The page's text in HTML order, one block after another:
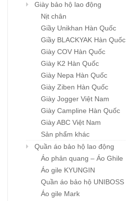
Giày bảo hộ lao động
Nịt chân
Giầy Unikhan Hàn Quốc
Giầy BLACKYAK Hàn Quốc
Giày COV Hàn Quốc
Giày K2 Hàn Quốc
Giày Nepa Hàn Quốc
Giày Ziben Hàn Quốc
Giày Jogger Việt Nam
Giày Campline Hàn Quốc
Giày ABC Việt Nam
Sản phẩm khác
Quần áo bảo hộ lao động
Áo phản quang – Áo Ghile
Áo gile KYUNGIN
Quần áo bảo hộ UNIBOSS
Áo gile Mark